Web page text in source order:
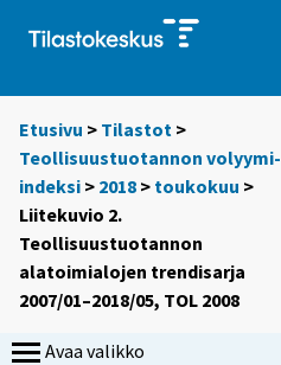
Etusivu > Tilastot >
Teollisuustuotannon volyymi-
indeksi > 2018 > toukokuu >
Liitekuvio 2.
Teollisuustuotannon
alatoimialojen trendisarja
2007/01–2018/05, TOL 2008
Avaa valikko